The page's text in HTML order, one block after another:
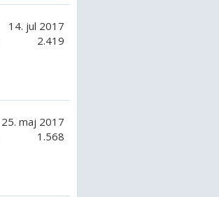
14. jul 2017
2.419
25. maj 2017
1.568